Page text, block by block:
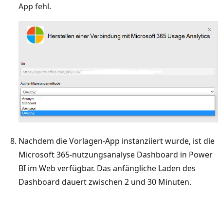
App fehl.
Nachdem die Vorlagen-App instanziiert wurde, ist die
Microsoft 365-nutzungsanalyse Dashboard in Power
BI im Web verfügbar. Das anfängliche Laden des
Dashboard dauert zwischen 2 und 30 Minuten.